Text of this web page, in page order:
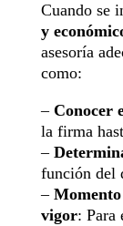
Cuando se
y
asesoría
como:
– Conocer
la firma
–
función del
–
vigor: Para